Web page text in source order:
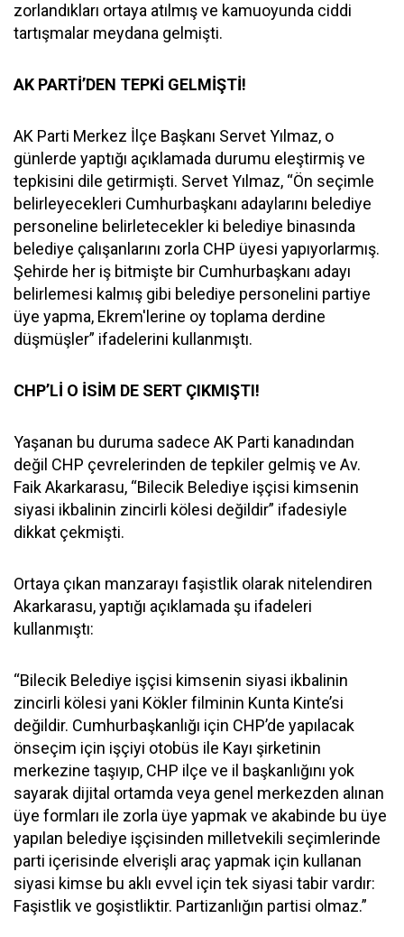
zorlandıkları ortaya atılmış ve kamuoyunda ciddi
tartışmalar meydana gelmişti.
AK PARTİ’DEN TEPKİ GELMİŞTİ!
AK Parti Merkez İlçe Başkanı Servet Yılmaz, o
günlerde yaptığı açıklamada durumu eleştirmiş ve
tepkisini dile getirmişti. Servet Yılmaz, “Ön seçimle
belirleyecekleri Cumhurbaşkanı adaylarını belediye
personeline belirletecekler ki belediye binasında
belediye çalışanlarını zorla CHP üyesi yapıyorlarmış.
Şehirde her iş bitmişte bir Cumhurbaşkanı adayı
belirlemesi kalmış gibi belediye personelini partiye
üye yapma, Ekrem'lerine oy toplama derdine
düşmüşler” ifadelerini kullanmıştı.
CHP’Lİ O İSİM DE SERT ÇIKMIŞTI!
Yaşanan bu duruma sadece AK Parti kanadından
değil CHP çevrelerinden de tepkiler gelmiş ve Av.
Faik Akarkarasu, “Bilecik Belediye işçisi kimsenin
siyasi ikbalinin zincirli kölesi değildir” ifadesiyle
dikkat çekmişti.
Ortaya çıkan manzarayı faşistlik olarak nitelendiren
Akarkarasu, yaptığı açıklamada şu ifadeleri
kullanmıştı:
“Bilecik Belediye işçisi kimsenin siyasi ikbalinin
zincirli kölesi yani Kökler filminin Kunta Kinte’si
değildir. Cumhurbaşkanlığı için CHP’de yapılacak
önseçim için işçiyi otobüs ile Kayı şirketinin
merkezine taşıyıp, CHP ilçe ve il başkanlığını yok
sayarak dijital ortamda veya genel merkezden alınan
üye formları ile zorla üye yapmak ve akabinde bu üye
yapılan belediye işçisinden milletvekili seçimlerinde
parti içerisinde elverişli araç yapmak için kullanan
siyasi kimse bu aklı evvel için tek siyasi tabir vardır:
Faşistlik ve goşistliktir. Partizanlığın partisi olmaz.”